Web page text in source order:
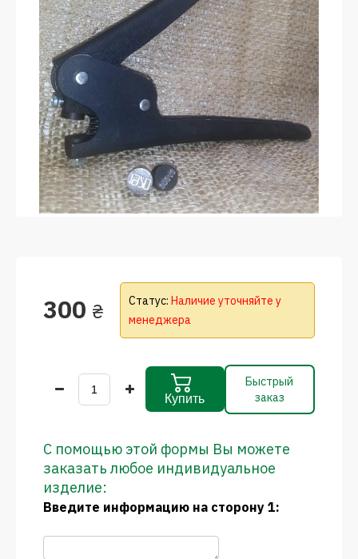
300 ₴ Статус: Наличие уточняйте у
менеджера
Купить
Быстрый
заказ
С помощью этой формы Вы можете
заказать любое индивидуальное
изделие:
Введите информацию на сторону 1: